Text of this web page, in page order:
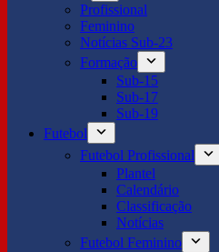
Profissional
Feminino
Notícias Sub-23
Formação
Sub-15
Sub-17
Sub-19
Futebol
Futebol Profissional
Plantel
Calendário
Classificação
Notícias
Futebol Feminino